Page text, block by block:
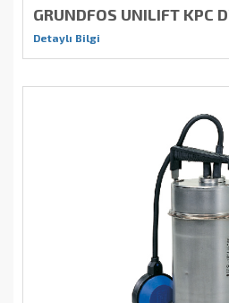
GRUNDFOS UNILIFT KPC
Detaylı Bilgi